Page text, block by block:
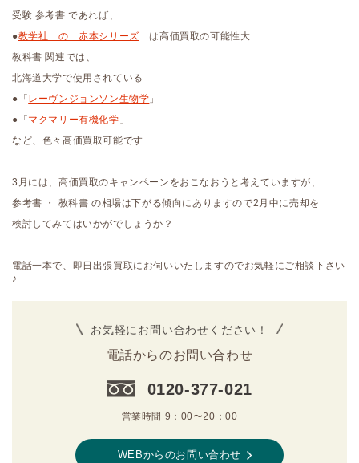
受験 参考書 であれば、
●教学社 の 赤本シリーズ は高価買取の可能性大
教科書 関連では、
北海道大学で使用されている
●「 レーヴンジョンソン生物学 」
●「 マクマリー有機化学 」
など、色々高価買取可能です
3月には、高価買取のキャンペーンをおこなおうと考えていますが、
参考書 ・ 教科書 の相場は下がる傾向にありますので2月中に売却を
検討してみてはいかがでしょうか？
電話一本で、即日出張買取にお伺いいたしますのでお気軽にご相談下さい
♪
お気軽にお問い合わせください！
電話からのお問い合わせ
0120-377-021
営業時間 9：00〜20：00
WEBからのお問い合わせ